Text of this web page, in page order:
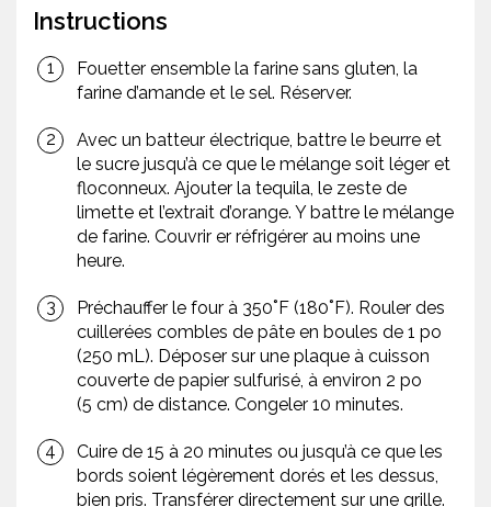
Instructions
Fouetter ensemble la farine sans gluten, la
farine d’amande et le sel. Réserver.
Avec un batteur électrique, battre le beurre et
le sucre jusqu’à ce que le mélange soit léger et
floconneux. Ajouter la tequila, le zeste de
limette et l’extrait d’orange. Y battre le mélange
de farine. Couvrir er réfrigérer au moins une
heure.
Préchauffer le four à 350˚F (180˚F). Rouler des
cuillerées combles de pâte en boules de 1 po
(250 mL). Déposer sur une plaque à cuisson
couverte de papier sulfurisé, à environ 2 po
(5 cm) de distance. Congeler 10 minutes.
Cuire de 15 à 20 minutes ou jusqu’à ce que les
bords soient légèrement dorés et les dessus,
bien pris. Transférer directement sur une grille.